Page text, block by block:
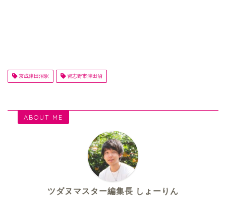
京成津田沼駅 習志野市津田沼
ABOUT ME
ツダヌマスター編集長 しょーりん